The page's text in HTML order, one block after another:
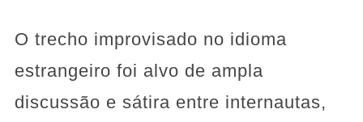
O trecho improvisado no idioma
estrangeiro foi alvo de ampla
discussão e sátira entre internautas,